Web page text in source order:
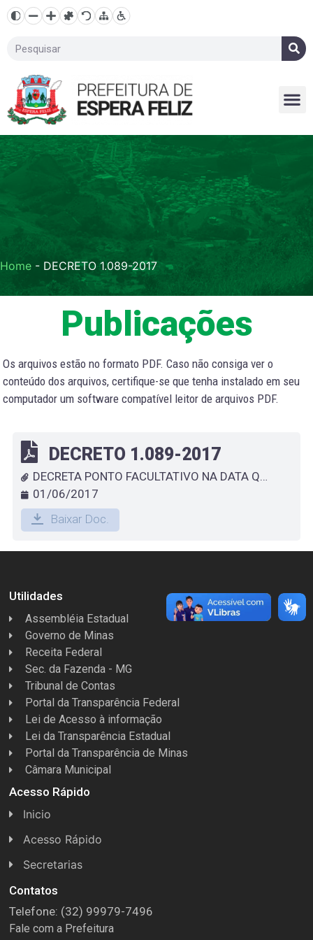
Home - DECRETO 1.089-2017
Publicações
Os arquivos estão no formato PDF. Caso não consiga ver o
conteúdo dos arquivos, certifique-se que tenha instalado em seu
computador um software compatível leitor de arquivos PDF.
DECRETO 1.089-2017
DECRETA PONTO FACULTATIVO NA DATA QUE ESPECIFICA
01/06/2017
Baixar Doc.
Utilidades
Assembléia Estadual
Governo de Minas
Receita Federal
Sec. da Fazenda - MG
Tribunal de Contas
Portal da Transparência Federal
Lei de Acesso à informação
Lei da Transparência Estadual
Portal da Transparência de Minas
Câmara Municipal
Acesso Rápido
Inicio
Acesso Rápido
Concursos
Conselhos
Espera Feliz Antigamente
Secretarias
Licitações
Secretaria de Esportes
Contatos
Telefone: (32) 99979-7496
Fale com a Prefeitura